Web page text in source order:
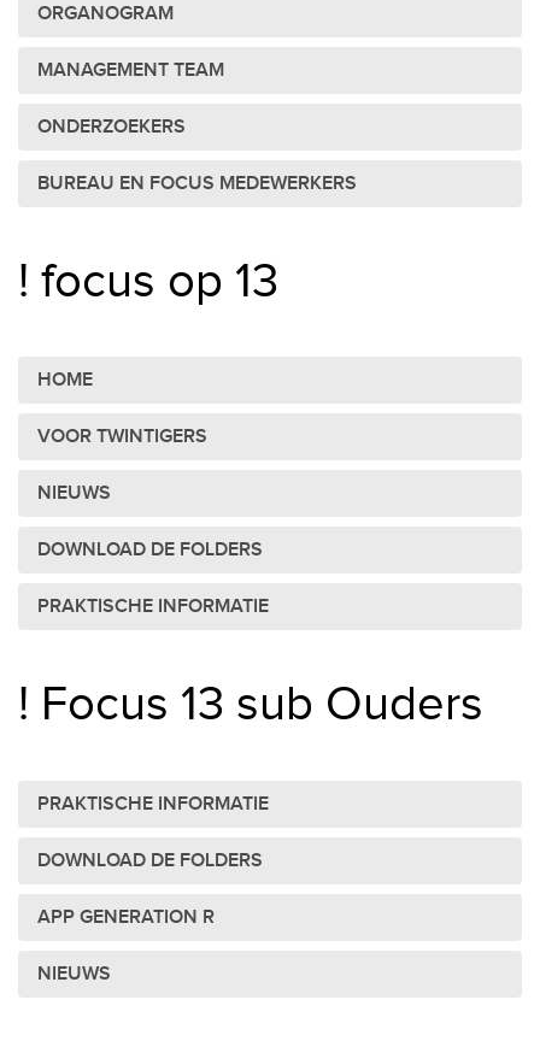
ORGANOGRAM
MANAGEMENT TEAM
ONDERZOEKERS
BUREAU EN FOCUS MEDEWERKERS
! focus op 13
HOME
VOOR TWINTIGERS
NIEUWS
DOWNLOAD DE FOLDERS
PRAKTISCHE INFORMATIE
! Focus 13 sub Ouders
PRAKTISCHE INFORMATIE
DOWNLOAD DE FOLDERS
APP GENERATION R
NIEUWS